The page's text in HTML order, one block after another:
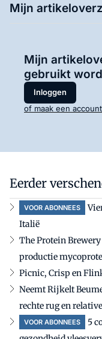
Mijn
Mijn
gebruikt
Inloggen
of maak een
Eerder
VOOR ABONNEES
Italië
The Protein
productie
Picnic, Crisp en
Neemt Rijkelt
rechte rug en
VOOR ABONNEES
5